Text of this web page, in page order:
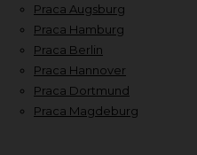
Praca Augsburg
Praca Hamburg
Praca Berlin
Praca Hannover
Praca Dortmund
Praca Magdeburg